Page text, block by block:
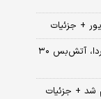
توافق نزدیک است؟/ ادعای وزیر ترامپ: شاید امروز یا فردا، آتش‌بس ۳۰
شد + جزئیات